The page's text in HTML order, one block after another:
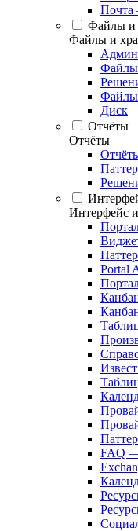
Почта
Файлы и
Файлы и
Файлы
Диск
Отчёты
Отчёты
Интерфейс
Portal
FAQ